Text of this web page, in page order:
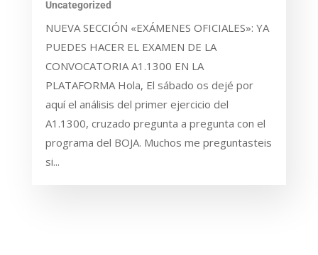
Uncategorized
NUEVA SECCIÓN «EXÁMENES OFICIALES»: YA
PUEDES HACER EL EXAMEN DE LA
CONVOCATORIA A1.1300 EN LA
PLATAFORMA Hola, El sábado os dejé por
aquí el análisis del primer ejercicio del
A1.1300, cruzado pregunta a pregunta con el
programa del BOJA. Muchos me preguntasteis
si...